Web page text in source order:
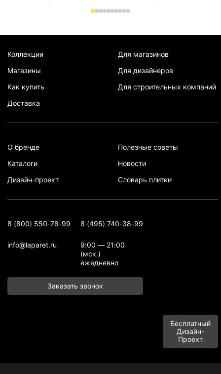
Коллекции
Магазины
Как купить
Доставка
Для магазинов
Для дизайнеров
Для строительных компаний
О бренде
Каталоги
Дизайн-проект
Полезные советы
Новости
Словарь плитки
8 (800) 550-78-99 8 (495) 740-38-99
info@laparet.ru
9:00 — 21:00
(мск.)
ежедневно
Заказать звонок
Бесплатный
Дизайн-
Проект